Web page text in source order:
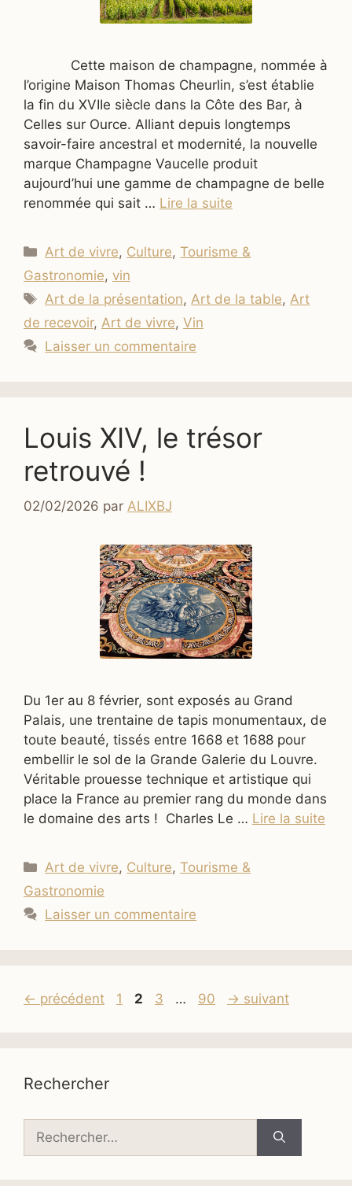
Cette maison de champagne, nommée à
l’origine Maison Thomas Cheurlin, s’est établie
la fin du XVIIe siècle dans la Côte des Bar, à
Celles sur Ource. Alliant depuis longtemps
savoir-faire ancestral et modernité, la nouvelle
marque Champagne Vaucelle produit
aujourd’hui une gamme de champagne de belle
renommée qui sait … Lire la suite
Catégories
Art de vivre, Culture,Tourisme &
Gastronomie, vin
Étiquettes
Art de la présentation,Art de la table,Art
de recevoir, Art de vivre, Vin
Laisser un commentaire
Louis XIV, le trésor
retrouvé !
02/02/2026 par ALIXBJ
Du 1er au 8 février, sont exposés au Grand
Palais, une trentaine de tapis monumentaux, de
toute beauté, tissés entre 1668 et 1688 pour
embellir le sol de la Grande Galerie du Louvre.
Véritable prouesse technique et artistique qui
place la France au premier rang du monde dans
le domaine des arts ! Charles Le … Lire la suite
Catégories
Art de vivre, Culture,Tourisme &
Gastronomie
Laisser un commentaire
← précédent Page
1 Page
2 Page
3 … Page
90 → suivant
Rechercher
Rechercher :